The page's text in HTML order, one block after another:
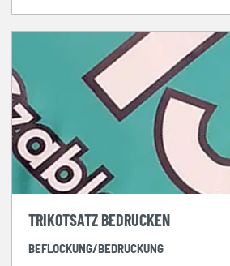
TRIKOTSATZ BEDRUCKEN
BEFLOCKUNG/BEDRUCKUNG